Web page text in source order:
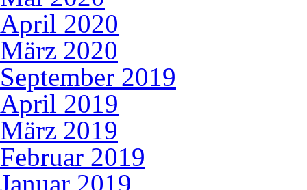
April 2020
März 2020
September 2019
April 2019
März 2019
Februar 2019
Januar 2019